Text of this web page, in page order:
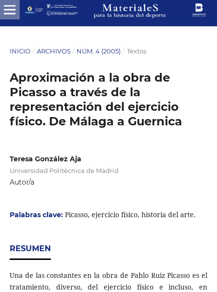
INICIO / ARCHIVOS / NÚM. 4 (2005) / Textos
Aproximación a la obra de
Picasso a través de la
representación del ejercicio
físico. De Málaga a Guernica
Teresa González Aja
Universidad Politécnica de Madrid
Autor/a
Palabras clave: Picasso, ejercicio físico, historia del arte.
RESUMEN
Una de las constantes en la obra de Pablo Ruiz Picasso es el
tratamiento, diverso, del ejercicio físico e incluso, en